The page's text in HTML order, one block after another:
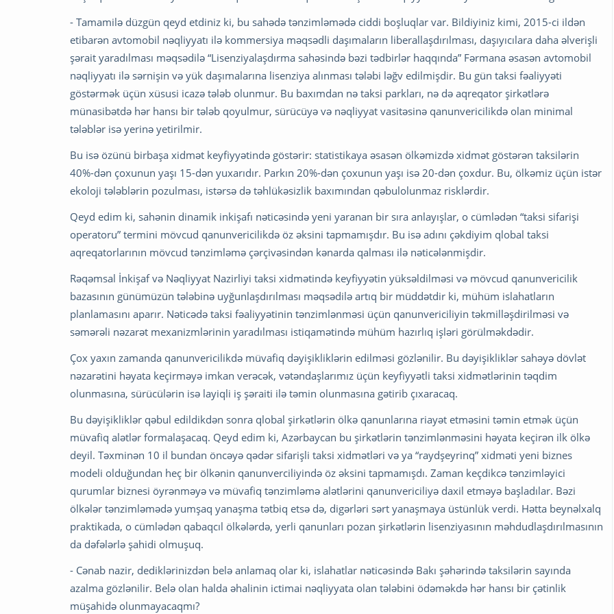
- Tamamilə düzgün qeyd etdiniz ki, bu sahədə tənzimləmədə ciddi boşluqlar var. Bildiyiniz kimi, 2015-ci ildən
etibarən avtomobil nəqliyyatı ilə kommersiya məqsədli daşımaların liberallaşdırılması, daşıyıcılara daha əlverişli
şərait yaradılması məqsədilə “Lisenziyalaşdırma sahəsində bəzi tədbirlər haqqında” Fərmana əsasən avtomobil
nəqliyyatı ilə sərnişin və yük daşımalarına lisenziya alınması tələbi ləğv edilmişdir. Bu gün taksi fəaliyyəti
göstərmək üçün xüsusi icazə tələb olunmur. Bu baxımdan nə taksi parkları, nə də aqreqator şirkətlərə
münasibətdə hər hansı bir tələb qoyulmur, sürücüyə və nəqliyyat vasitəsinə qanunvericilikdə olan minimal
tələblər isə yerinə yetirilmir.
Bu isə özünü birbaşa xidmət keyfiyyətində göstərir: statistikaya əsasən ölkəmizdə xidmət göstərən taksilərin
40%-dən çoxunun yaşı 15-dən yuxarıdır. Parkın 20%-dən çoxunun yaşı isə 20-dən çoxdur. Bu, ölkəmiz üçün istər
ekoloji tələblərin pozulması, istərsə də təhlükəsizlik baxımından qəbulolunmaz risklərdir.
Qeyd edim ki, sahənin dinamik inkişafı nəticəsində yeni yaranan bir sıra anlayışlar, o cümlədən “taksi sifarişi
operatoru” termini mövcud qanunvericilikdə öz əksini tapmamışdır. Bu isə adını çəkdiyim qlobal taksi
aqreqatorlarının mövcud tənzimləmə çərçivəsindən kənarda qalması ilə nəticələnmişdir.
Rəqəmsal İnkişaf və Nəqliyyat Nazirliyi taksi xidmətində keyfiyyətin yüksəldilməsi və mövcud qanunvericilik
bazasının günümüzün tələbinə uyğunlaşdırılması məqsədilə artıq bir müddətdir ki, mühüm islahatların
planlamasını aparır. Nəticədə taksi fəaliyyətinin tənzimlənməsi üçün qanunvericiliyin təkmilləşdirilməsi və
səmərəli nəzarət mexanizmlərinin yaradılması istiqamətində mühüm hazırlıq işləri görülməkdədir.
Çox yaxın zamanda qanunvericilikdə müvafiq dəyişikliklərin edilməsi gözlənilir. Bu dəyişikliklər sahəyə dövlət
nəzarətini həyata keçirməyə imkan verəcək, vətəndaşlarımız üçün keyfiyyətli taksi xidmətlərinin təqdim
olunmasına, sürücülərin isə layiqli iş şəraiti ilə təmin olunmasına gətirib çıxaracaq.
Bu dəyişikliklər qəbul edildikdən sonra qlobal şirkətlərin ölkə qanunlarına riayət etməsini təmin etmək üçün
müvafiq alətlər formalaşacaq. Qeyd edim ki, Azərbaycan bu şirkətlərin tənzimlənməsini həyata keçirən ilk ölkə
deyil. Təxminən 10 il bundan öncəyə qədər sifarişli taksi xidmətləri və ya “raydşeyrinq” xidməti yeni biznes
modeli olduğundan heç bir ölkənin qanunverciliyində öz əksini tapmamışdı. Zaman keçdikcə tənzimləyici
qurumlar biznesi öyrənməyə və müvafiq tənzimləmə alətlərini qanunvericiliyə daxil etməyə başladılar. Bəzi
ölkələr tənzimləmədə yumşaq yanaşma tətbiq etsə də, digərləri sərt yanaşmaya üstünlük verdi. Hətta beynəlxalq
praktikada, o cümlədən qabaqcıl ölkələrdə, yerli qanunları pozan şirkətlərin lisenziyasının məhdudlaşdırılmasının
da dəfələrlə şahidi olmuşuq.
- Cənab nazir, dediklərinizdən belə anlamaq olar ki, islahatlar nəticəsində Bakı şəhərində taksilərin sayında
azalma gözlənilir. Belə olan halda əhalinin ictimai nəqliyyata olan tələbini ödəməkdə hər hansı bir çətinlik
müşahidə olunmayacaqmı?